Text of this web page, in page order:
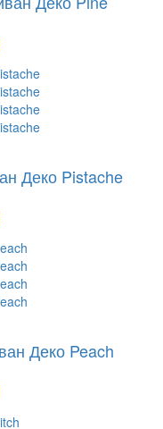
Деко Pistache
Деко Peach